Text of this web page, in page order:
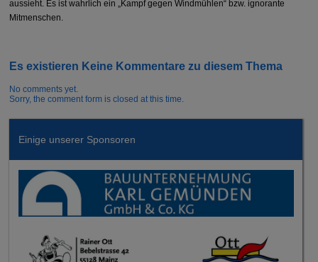
aussieht. Es ist wahrlich ein „Kampf gegen Windmühlen“ bzw. ignorante
Mitmenschen.
Es existieren Keine Kommentare zu diesem Thema
No comments yet.
Sorry, the comment form is closed at this time.
Einige unserer Sponsoren